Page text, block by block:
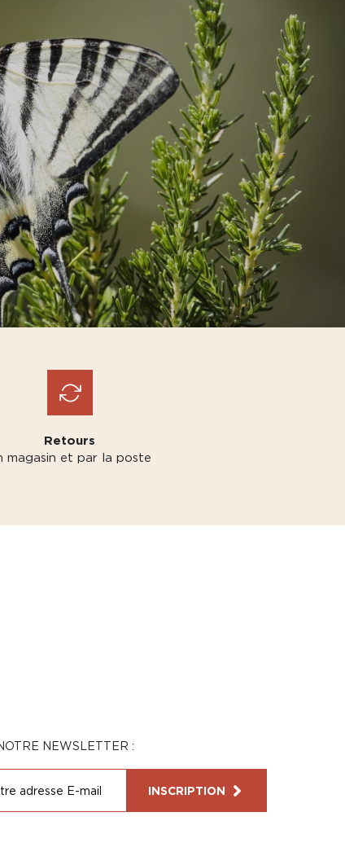
Retours
magasin et par la poste
NEWSLETTER :
INSCRIPTION